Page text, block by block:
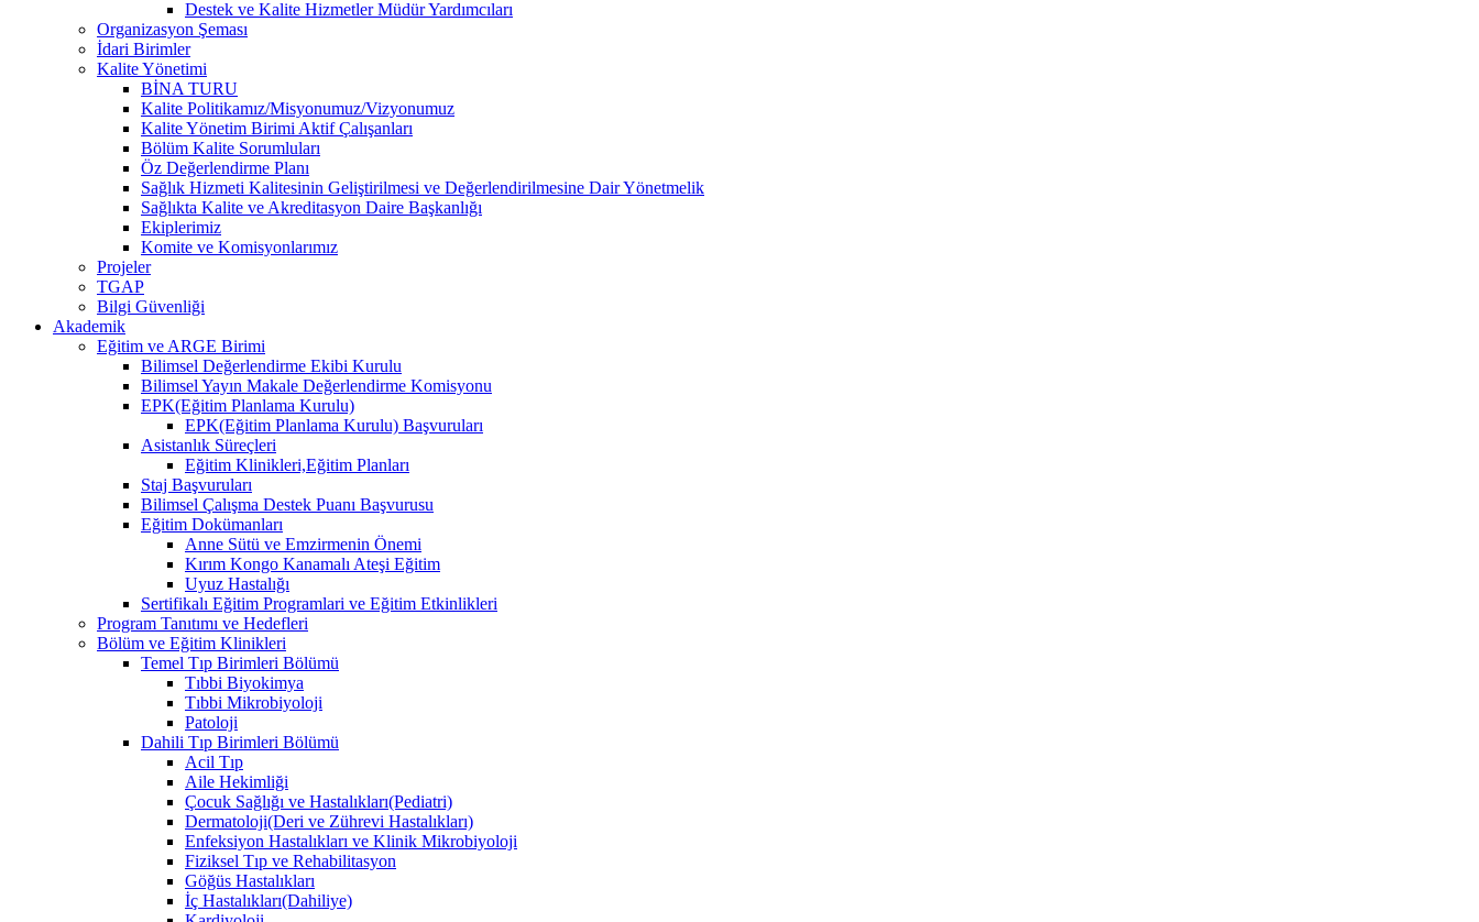
Destek ve Kalite Hizmetler Müdür Yardımcıları
Organizasyon Şeması
İdari Birimler
Kalite Yönetimi
BİNA TURU
Kalite Politikamız/Misyonumuz/Vizyonumuz
Kalite Yönetim Birimi Aktif Çalışanları
Bölüm Kalite Sorumluları
Öz Değerlendirme Planı
Sağlık Hizmeti Kalitesinin Geliştirilmesi ve Değerlendirilmesine Dair Yönetmelik
Sağlıkta Kalite ve Akreditasyon Daire Başkanlığı
Ekiplerimiz
Komite ve Komisyonlarımız
Projeler
TGAP
Bilgi Güvenliği
Akademik
Eğitim ve ARGE Birimi
Bilimsel Değerlendirme Ekibi Kurulu
Bilimsel Yayın Makale Değerlendirme Komisyonu
EPK(Eğitim Planlama Kurulu)
EPK(Eğitim Planlama Kurulu) Başvuruları
Asistanlık Süreçleri
Eğitim Klinikleri,Eğitim Planları
Staj Başvuruları
Bilimsel Çalışma Destek Puanı Başvurusu
Eğitim Dokümanları
​Anne Sütü ve Emzirmenin Önemi
Kırım Kongo Kanamalı Ateşi Eğitim
Uyuz Hastalığı
Sertifikalı Eğitim Programlari ve Eğitim Etkinlikleri
Program Tanıtımı ve Hedefleri
Bölüm ve Eğitim Klinikleri
Temel Tıp Birimleri Bölümü
Tıbbi Biyokimya
Tıbbi Mikrobiyoloji
Patoloji
Dahili Tıp Birimleri Bölümü
Acil Tıp
Aile Hekimliği
Çocuk Sağlığı ve Hastalıkları(Pediatri)
Dermatoloji(Deri ve Zührevi Hastalıkları)
Enfeksiyon Hastalıkları ve Klinik Mikrobiyoloji
Fiziksel Tıp ve Rehabilitasyon
Göğüs Hastalıkları
İç Hastalıkları(Dahiliye)